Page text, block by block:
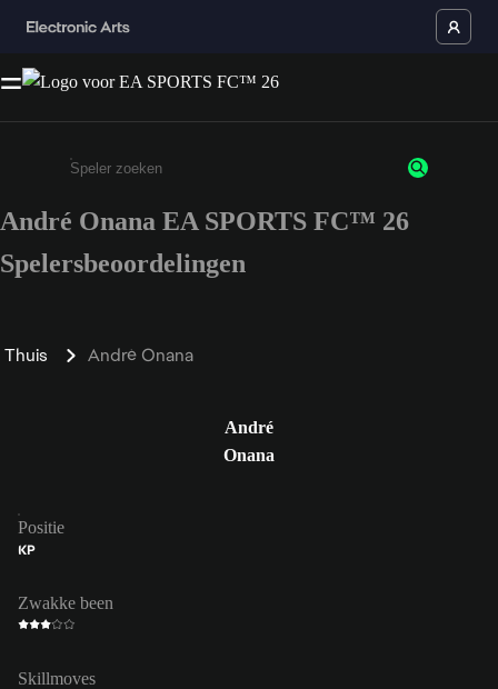
Enter a minimum of 3 characters or numbers
André Onana EA SPORTS FC™ 26
Spelersbeoordelingen
Thuis André Onana
André
Onana
Positie
KP
Zwakke been
Skillmoves